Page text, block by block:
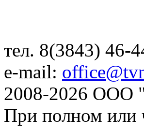
тел. 8(3843) 46-
e-mail:
2008-2026 ООО
При полном или